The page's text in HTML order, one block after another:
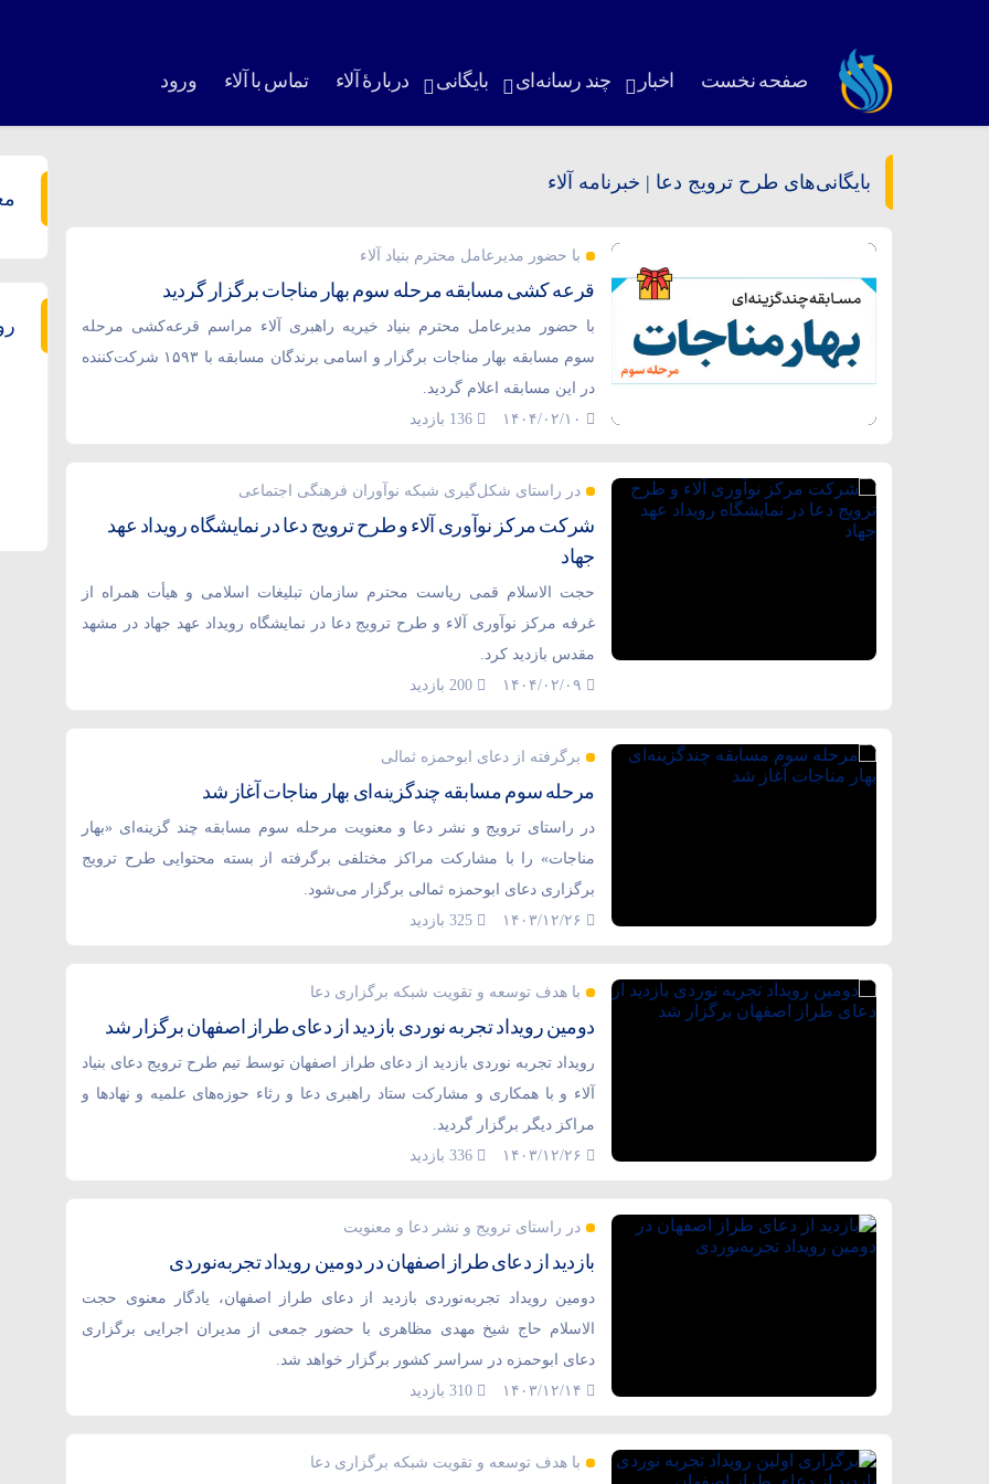
صفحه نخست اخبار چند رسانه‌ای بایگانی دربارۀ آلاء تماس با آلاء ورود
بایگانی‌های طرح ترویج دعا | خبرنامه آلاء
با حضور مدیرعامل محترم بنیاد آلاء
قرعه کشی مسابقه مرحله سوم بهار مناجات برگزار گردید
با حضور مدیرعامل محترم بنیاد خیریه راهبری آلاء مراسم قرعه‌کشی مرحله
سوم مسابقه بهار مناجات برگزار و اسامی برندگان مسابقه با ۱۵۹۳ شرکت‌کننده
در این مسابقه اعلام گردید.
در راستای شکل‌گیری شبکه نوآوران فرهنگی اجتماعی
شرکت مرکز نوآ‌وری آلاء و طرح ترویج دعا در نمایشگاه رویداد عهد
جهاد
حجت الاسلام قمی ریاست محترم سازمان تبلیغات اسلامی و هیأت همراه از
غرفه مرکز نوآوری آلاء و طرح ترویج دعا در نمایشگاه رویداد عهد جهاد در مشهد
مقدس بازدید کرد.
برگرفته از دعای ابوحمزه ثمالی
مرحله سوم مسابقه چندگزینه‌ای بهار مناجات آغاز شد
در راستای ترویج و نشر دعا و معنویت مرحله سوم مسابقه چند گزینه‌ای «بهار
مناجات» را با مشارکت مراکز مختلفی برگرفته از بسته محتوایی طرح ترویج
برگزاری دعای ابوحمزه ثمالی برگزار می‌شود.
با هدف توسعه و تقویت شبکه برگزاری دعا
دومین رویداد تجربه نوردی بازدید از دعای طراز اصفهان برگزار شد
رویداد تجربه نوردی بازدید از دعای طراز اصفهان توسط تیم طرح ترویج دعای بنیاد
آلاء و با همکاری و مشارکت ستاد راهبری دعا و رثاء حوزه‌های علمیه و نهادها و
مراکز دیگر برگزار گردید.
در راستای ترویج و نشر دعا و معنویت
بازدید از دعای طراز اصفهان در دومین رویداد تجربه‌نوردی
دومین رویداد تجربه‌نوردی بازدید از دعای طراز اصفهان، یادگار معنوی حجت
الاسلام حاج شیخ مهدی مظاهری با حضور جمعی از مدیران اجرایی برگزاری
دعای ابوحمزه در سراسر کشور برگزار خواهد شد.
با هدف توسعه و تقویت شبکه برگزاری دعا